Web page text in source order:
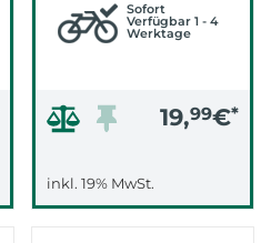
Sofort
Verfügbar 1 - 4
Werktage
19,99€*
inkl. 19% MwSt.